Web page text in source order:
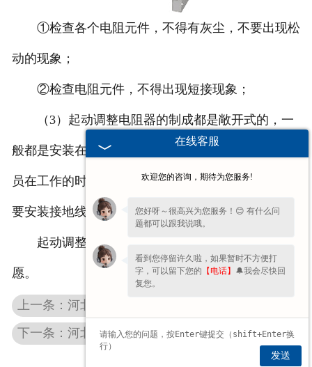
①检查各个电阻元件，不得有灰尘，不要出现松
动的现象；
②检查电阻元件，不得出现短接现象；
（3）起动调整电阻器的制成都是敞开式的，一
般都是安装在室内的，不要多加遮拦，以防让工作人
员在工作的时候不慎重点，同时为了保证安全，还需
要安装接地线。
起动调整电阻器的使用安全，是你我共同的心
愿。
下一条：河北起重调整电阻器的性能及选用原则
在线客服
欢迎您的咨询，期待为您服务!
您好呀～很高兴为您服务！😊 有什么问
题都可以跟我说哦。
看到您停留许久啦，如果暂时不方便打
字，可以留下您的 【电话】 🔔我会尽快回
复您。
发送